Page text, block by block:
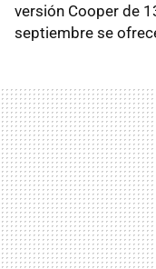
versión Cooper de
septiembre se